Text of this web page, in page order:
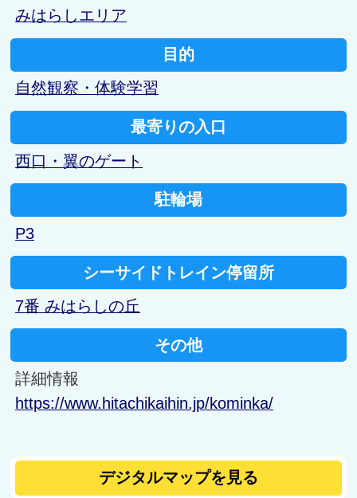
みはらしエリア
目的
自然観察・体験学習
最寄りの入口
西口・翼のゲート
駐輪場
P3
シーサイドトレイン停留所
7番 みはらしの丘
その他
詳細情報
https://www.hitachikaihin.jp/kominka/
デジタルマップを見る